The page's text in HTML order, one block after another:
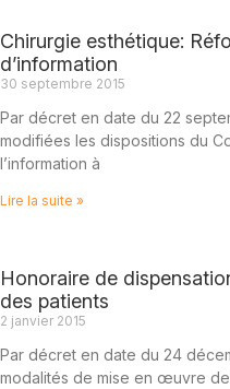
Chirurgie esthétique:
d’information
30 septembre 2015
Par décret en date du 22
modifiées les dispositions du
l’information à
Lire la suite »
Honoraire de
des patients
2 janvier 2015
Par décret en date du 24
modalités de mise en œuvre de